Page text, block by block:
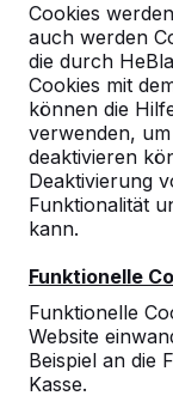
Cookies
auch werden
die durch
Cookies mit
können die
verwenden,
deaktivieren
Deaktivierung
Funktionalität
kann.
Funktionelle
Funktionelle
Website
Beispiel an die
Kasse.
Deutschland
Geen
locatie.